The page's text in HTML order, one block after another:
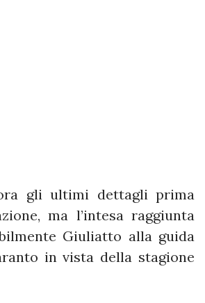
gli ultimi dettagli prima
ma l’intesa raggiunta
Giuliatto alla guida
in vista della stagione